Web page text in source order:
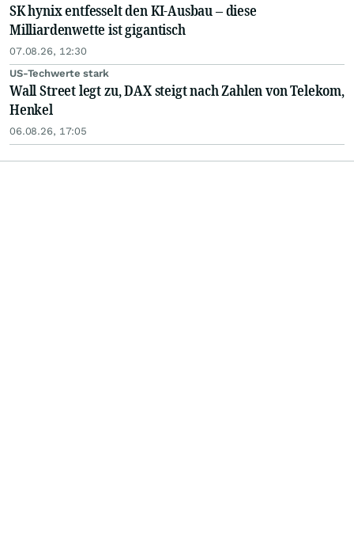
SK hynix entfesselt den KI-Ausbau – diese
Milliardenwette ist gigantisch
07.08.26, 12:30
US-Techwerte stark
Wall Street legt zu, DAX steigt nach Zahlen von Telekom,
Henkel
06.08.26, 17:05